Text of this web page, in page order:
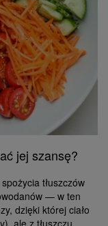
jej szansę?
tłuszczów
— w ten
dzięki której ciało
ale z tłuszczu